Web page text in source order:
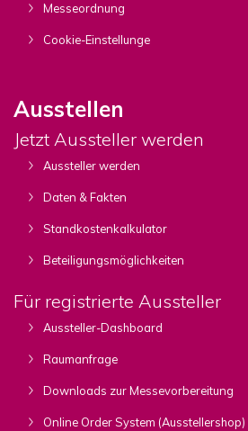
Messeordnung
Cookie-Einstellunge
Ausstellen
Jetzt Aussteller werden
Aussteller werden
Daten & Fakten
Standkostenkalkulator
Beteiligungsmöglichkeiten
Für registrierte Aussteller
Aussteller-Dashboard
Raumanfrage
Downloads zur Messevorbereitung
Online Order System (Ausstellershop)